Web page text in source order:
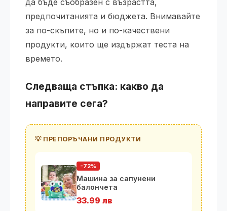
да бъде съобразен с възрастта,
предпочитанията и бюджета. Внимавайте
за по-скъпите, но и по-качествени
продукти, които ще издържат теста на
времето.
Следваща стъпка: какво да
направите сега?
💡 ПРЕПОРЪЧАНИ ПРОДУКТИ
-72%
Машина за сапунени
балончета
33.99 лв